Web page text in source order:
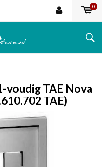
0
voudig TAE Nova
TAE)